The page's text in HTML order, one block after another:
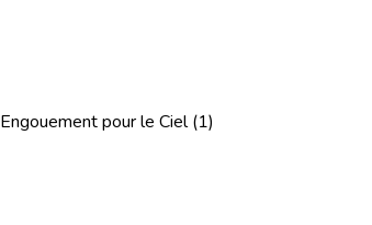
Engouement pour le Ciel (1)